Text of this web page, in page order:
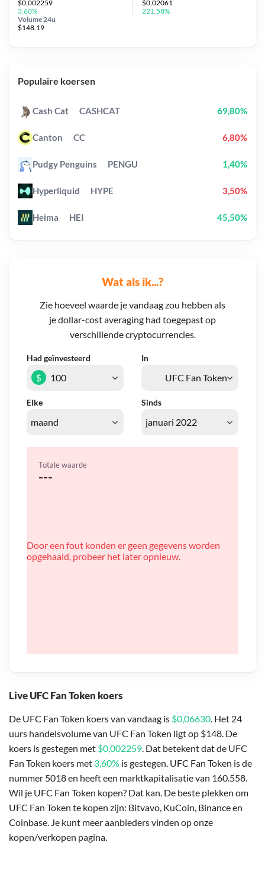
Live UFC Fan Token koers
De UFC Fan Token koers van vandaag is $0,06630. Het 24
uurs handelsvolume van UFC Fan Token ligt op $148. De
koers is gestegen met $0,002259. Dat betekent dat de UFC
Fan Token koers met 3,60% is gestegen. UFC Fan Token is de
nummer 5018 en heeft een marktkapitalisatie van 160.558.
Wil je UFC Fan Token kopen? Dat kan. De beste plekken om
UFC Fan Token te kopen zijn: Bitvavo, KuCoin, Binance en
Coinbase. Je kunt meer aanbieders vinden op onze
kopen/verkopen pagina.
Wat als ik...?
Zie hoeveel waarde je vandaag zou hebben als
je dollar-cost averaging had toegepast op
verschillende cryptocurrencies.
Had geïnvesteerd In
Elke Sinds
$
Totale waarde
---
Door een fout konden er geen gegevens worden
opgehaald, probeer het later opnieuw.
$0,002259
3,60%
Volume 24u
$148.19
$0,02061
221,58%
Populaire koersen
Cash Cat CASHCAT 69,80%
Canton CC 6,80%
Pudgy Penguins PENGU 1,40%
Hyperliquid HYPE 3,50%
Heima HEI 45,50%